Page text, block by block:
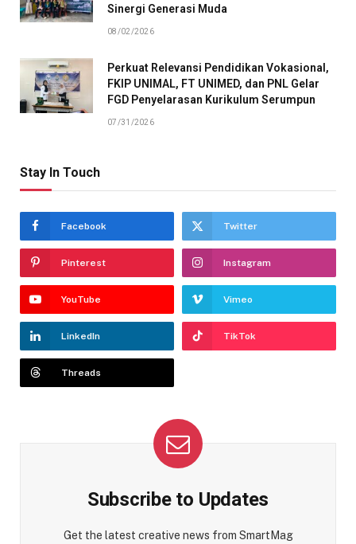
Sinergi Generasi Muda
08/02/2026
Perkuat Relevansi Pendidikan Vokasional,
FKIP UNIMAL, FT UNIMED, dan PNL Gelar
FGD Penyelarasan Kurikulum Serumpun
07/31/2026
Stay In Touch
Facebook Twitter
Pinterest Instagram
YouTube Vimeo
LinkedIn TikTok
Threads
Subscribe to Updates
Get the latest creative news from SmartMag